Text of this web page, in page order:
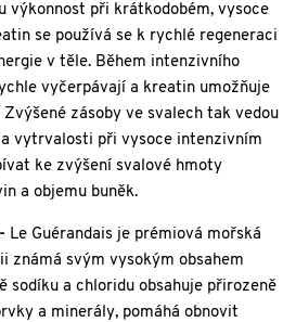
výkonnost při krátkodobém, vysoce
se používá se k rychlé regeneraci
v těle. Během intenzivního
vyčerpávají a kreatin umožňuje
zásoby ve svalech tak vedou
a vytrvalosti při vysoce intenzivním
ke zvýšení svalové hmoty
a objemu buněk.
Le Guérandais je prémiová mořská
známá svým vysokým obsahem
sodíku a chloridu obsahuje přirozeně
a minerály, pomáhá obnovit